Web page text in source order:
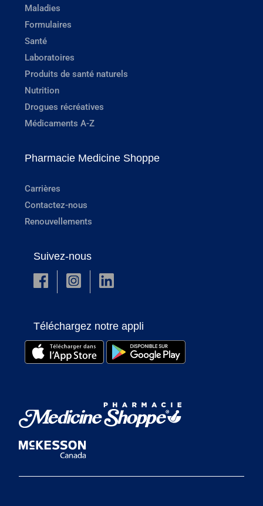
Maladies
Formulaires
Santé
Laboratoires
Produits de santé naturels
Nutrition
Drogues récréatives
Médicaments A-Z
Pharmacie Medicine Shoppe
Carrières
Contactez-nous
Renouvellements
Suivez-nous
Téléchargez notre appli